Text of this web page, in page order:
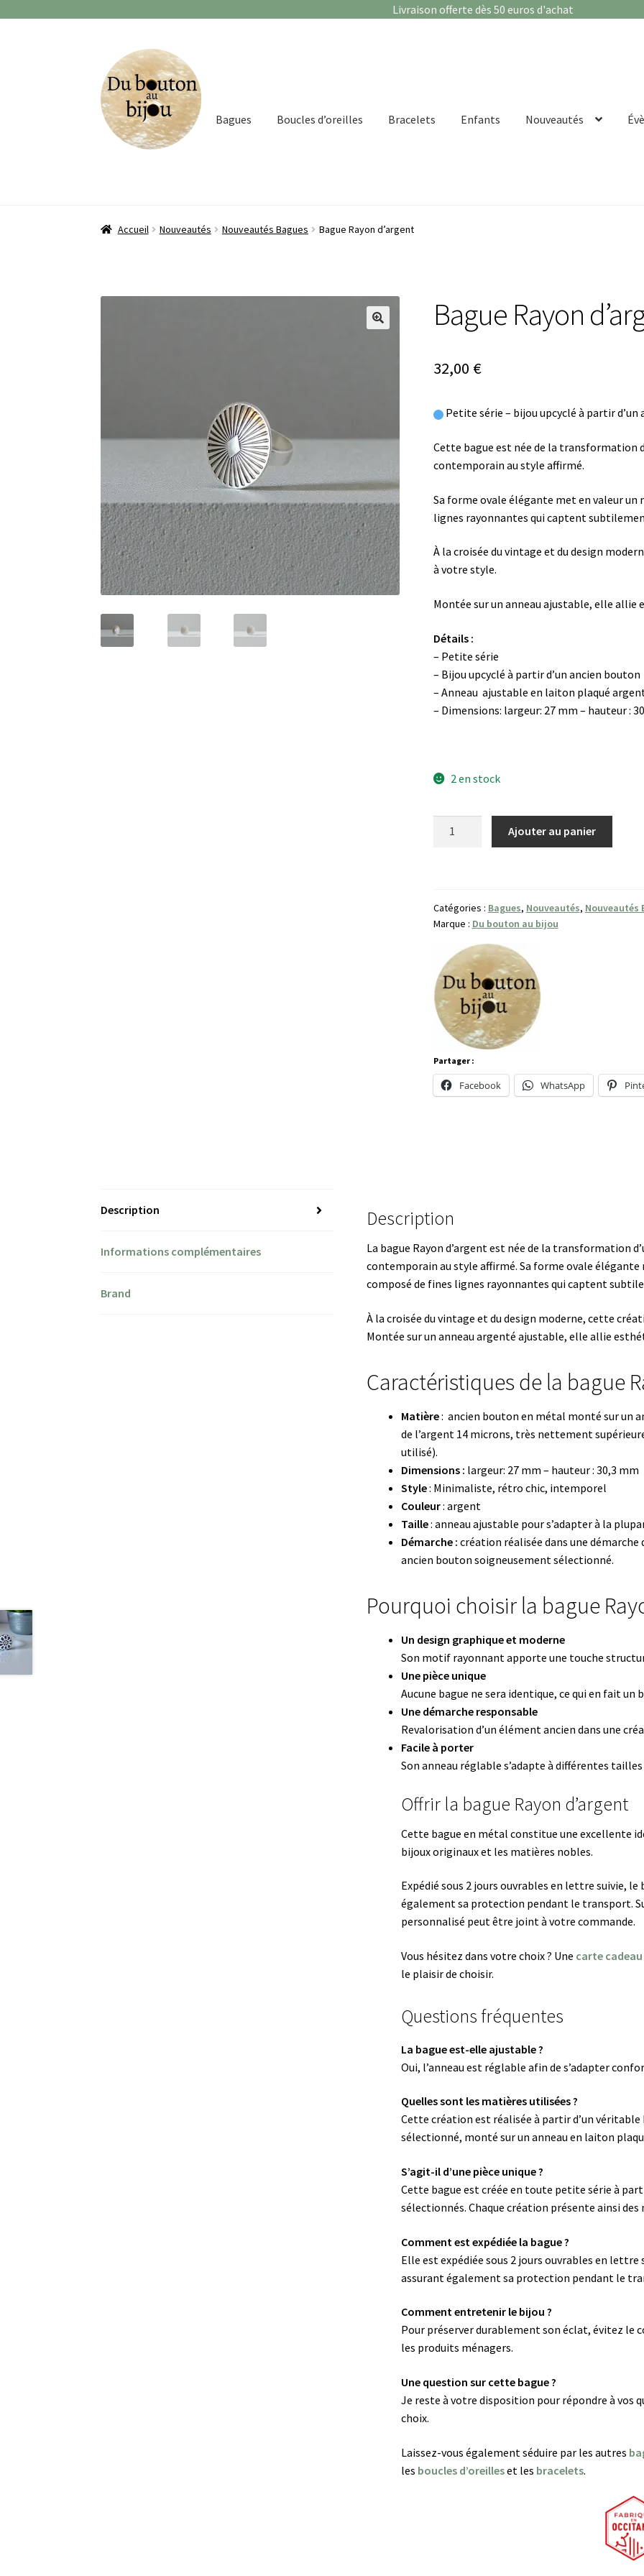
Livraison offerte dès 50 euros d'achat
Aller
à
la
navigation
Aller
au
contenu
Bagues Boucles d’oreilles Bracelets Enfants Nouveautés
Accueil Nouveautés Nouveautés Bagues Bague Rayon d’argent
Bague Rayon
32,00 €
Petite série – bijou upcyclé à partir d’un
Cette bague est née de la transformation
contemporain au style affirmé.
Sa forme ovale élégante met en valeur
lignes rayonnantes qui captent
À la croisée du vintage et du design
à votre style.
Montée sur un anneau ajustable, elle
Détails :
– Petite série
– Bijou upcyclé à partir d’un ancien bouton
– Anneau ajustable en laiton plaqué
– Dimensions: largeur: 27 mm – hauteur :
2 en stock
Ajouter au panier
Catégories : Bagues, Nouveautés, Nouveautés
Marque : Du bouton au bijou
Partager :
Facebook WhatsApp
Description
Informations complémentaires
Brand
Description
La bague Rayon d’argent est née de la transformation
contemporain au style affirmé. Sa forme ovale
composé de fines lignes rayonnantes qui captent
À la croisée du vintage et du design moderne, cette
Montée sur un anneau argenté ajustable, elle allie
Caractéristiques de la bague
Matière: ancien bouton en métal monté sur un
de l’argent 14 microns, très nettement
utilisé).
Dimensions : largeur: 27 mm – hauteur : 30,3 mm
Style: Minimaliste, rétro chic, intemporel
Couleur: argent
Taille: anneau ajustable pour s’adapter à la
Démarche : création réalisée dans une démarche
ancien bouton soigneusement sélectionné.
Pourquoi choisir la bague
Un design graphique et moderne
Son motif rayonnant apporte une touche
Une pièce unique
Aucune bague ne sera identique, ce qui en fait un
Une démarche responsable
Revalorisation d’un élément ancien dans une
Facile à porter
Son anneau réglable s’adapte à différentes
Offrir la bague Rayon d’argent
Cette bague en métal constitue une excellente
bijoux originaux et les matières nobles.
Expédié sous 2 jours ouvrables en lettre suivie,
également sa protection pendant le transport.
personnalisé peut être joint à votre commande.
Vous hésitez dans votre choix ? Une carte cadeau
le plaisir de choisir.
Questions fréquentes
La bague est-elle ajustable ?
Oui, l’anneau est réglable afin de s’adapter
Quelles sont les matières utilisées ?
Cette création est réalisée à partir d’un
sélectionné, monté sur un anneau en laiton
S’agit-il d’une pièce unique ?
Cette bague est créée en toute petite série à
sélectionnés. Chaque création présente ainsi des
Comment est expédiée la bague ?
Elle est expédiée sous 2 jours ouvrables en
assurant également sa protection pendant le
Comment entretenir le bijou ?
Pour préserver durablement son éclat, évitez le
les produits ménagers.
Une question sur cette bague ?
Je reste à votre disposition pour répondre à vos
choix.
Laissez-vous également séduire par les autres
les boucles d’oreilleset les bracelets.